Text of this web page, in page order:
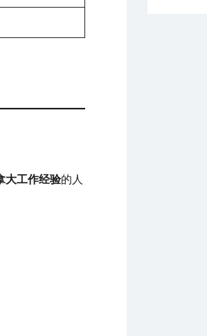
大工作经验的人